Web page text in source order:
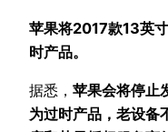
苹果将2017款13英
时产品。
据悉， 苹果会将停止
为过时产品，老设